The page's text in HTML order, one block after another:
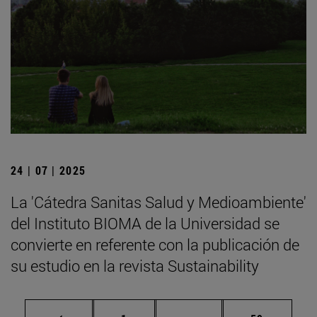
24 | 07 | 2025
La 'Cátedra Sanitas Salud y Medioambiente'
del Instituto BIOMA de la Universidad se
convierte en referente con la publicación de
su estudio en la revista Sustainability